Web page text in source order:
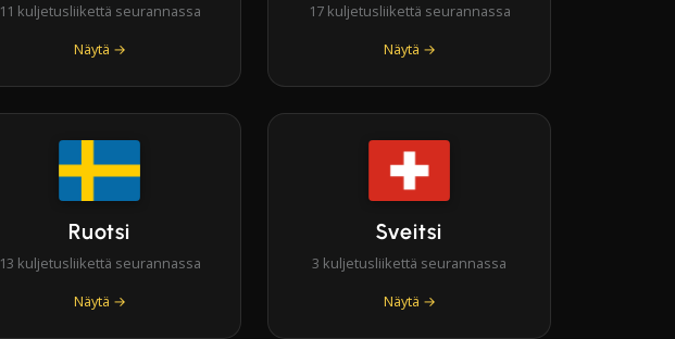
11 kuljetusliikettä seurannassa
Näytä →
17 kuljetusliikettä seurannassa
Näytä →
Ruotsi
13 kuljetusliikettä seurannassa
Näytä →
Sveitsi
3 kuljetusliikettä seurannassa
Näytä →